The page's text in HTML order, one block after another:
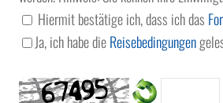
Hiermit bestätige ich, dass ich das
Ja, ich habe dieReisebedingungen